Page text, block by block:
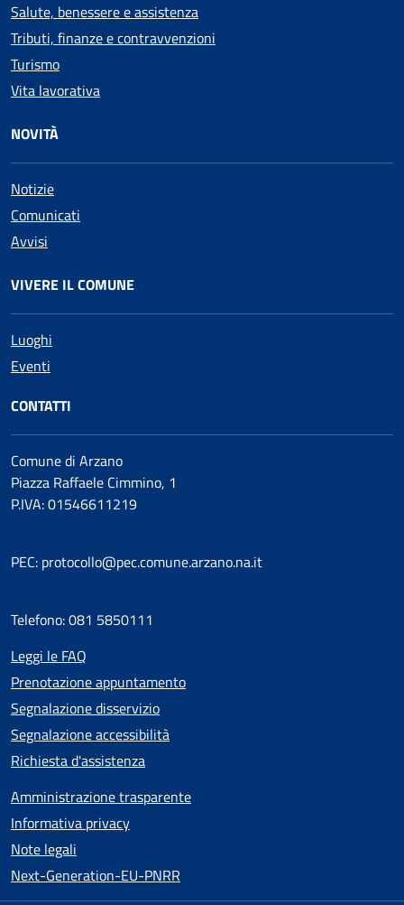
Salute, benessere e assistenza
Tributi, finanze e contravvenzioni
Turismo
Vita lavorativa
NOVITÀ
Notizie
Comunicati
Avvisi
VIVERE IL COMUNE
Luoghi
Eventi
CONTATTI
Comune di Arzano
Piazza Raffaele Cimmino, 1
P.IVA: 01546611219
PEC: protocollo@pec.comune.arzano.na.it
Telefono: 081 5850111
Leggi le FAQ
Prenotazione appuntamento
Segnalazione disservizio
Segnalazione accessibilità
Richiesta d'assistenza
Amministrazione trasparente
Informativa privacy
Note legali
Next-Generation-EU-PNRR